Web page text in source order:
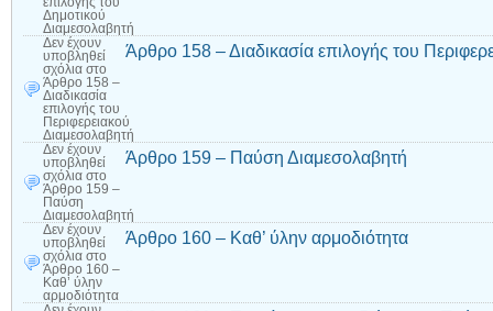
Δημοτικού
Διαμεσολαβητή
Δεν έχουν
υποβληθεί
σχόλια στο
Άρθρο 158 –
Διαδικασία
επιλογής του
Περιφερειακού
Διαμεσολαβητή
Άρθρο 158 – Διαδικασία επιλογής του
Δεν έχουν
υποβληθεί
σχόλια στο
Άρθρο 159 –
Παύση
Διαμεσολαβητή
Άρθρο 159 – Παύση Διαμεσολαβητή
Δεν έχουν
υποβληθεί
σχόλια στο
Άρθρο 160 –
Καθ’ ύλην
αρμοδιότητα
Άρθρο 160 – Καθ’ ύλην αρμοδιότητα